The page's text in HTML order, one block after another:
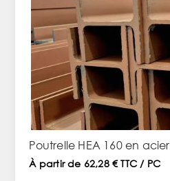
Poutrelle HEA 160 en acier
À partir de 62,28 € TTC / PC